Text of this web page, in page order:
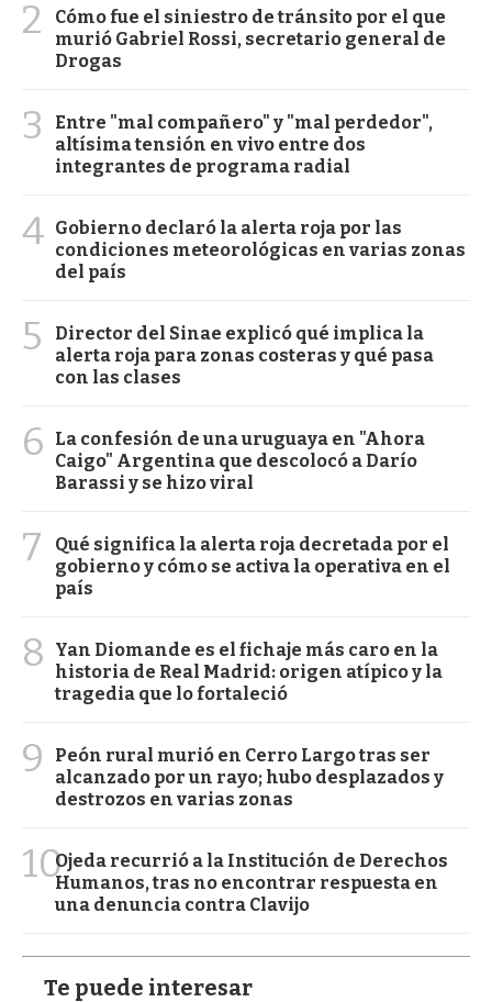
2
Cómo fue el siniestro de tránsito por el que
murió Gabriel Rossi, secretario general de
Drogas
3
Entre "mal compañero" y "mal perdedor",
altísima tensión en vivo entre dos
integrantes de programa radial
4 Gobierno declaró la alerta roja por las
condiciones meteorológicas en varias zonas
del país
5
Director del Sinae explicó qué implica la
alerta roja para zonas costeras y qué pasa
con las clases
6
La confesión de una uruguaya en "Ahora
Caigo" Argentina que descolocó a Darío
Barassi y se hizo viral
7
Qué significa la alerta roja decretada por el
gobierno y cómo se activa la operativa en el
país
8
Yan Diomande es el fichaje más caro en la
historia de Real Madrid: origen atípico y la
tragedia que lo fortaleció
9
Peón rural murió en Cerro Largo tras ser
alcanzado por un rayo; hubo desplazados y
destrozos en varias zonas
10Ojeda recurrió a la Institución de Derechos
Humanos, tras no encontrar respuesta en
una denuncia contra Clavijo
Te puede interesar